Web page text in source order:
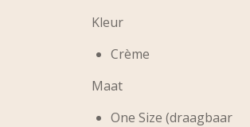
Kleur
Crème
Maat
One Size (draagbaar